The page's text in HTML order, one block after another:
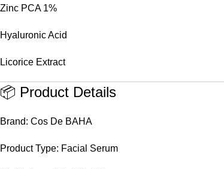
Zinc PCA 1%
Hyaluronic Acid
Licorice Extract
📦 Product Details
Brand: Cos De BAHA
Product Type: Facial Serum